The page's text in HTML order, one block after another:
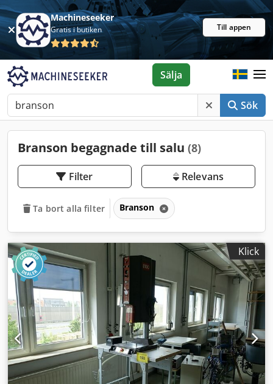
Machineseeker
Gratis i butiken Till appen
Sök
Sälja
Branson begagnade till salu (8)
Filter Relevans
Ta bort alla filter Branson
Klick